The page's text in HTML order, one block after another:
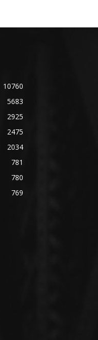
10760
5683
2925
2475
2034
781
780
769